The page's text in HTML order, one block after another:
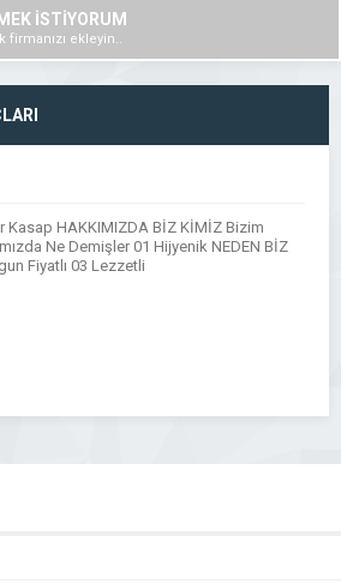
İSTİYORUM
firmanızı ekleyin..
Kasap HAKKIMIZDA BİZ KİMİZ Bizim
Ne Demişler 01 Hijyenik NEDEN BİZ
Fiyatlı 03 Lezzetli